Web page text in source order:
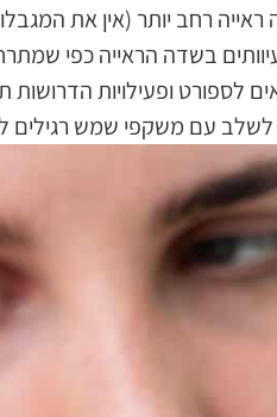
רחב יותר (אין את
בשדה הראייה כפי
לספורט ופעילויות הדרושות
לשלב עם משקפי שמש